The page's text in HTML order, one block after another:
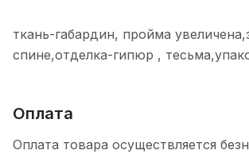
ткань-габардин, пройма
спине,отделка-гипюр ,
Оплата
Оплата товара осуществляется